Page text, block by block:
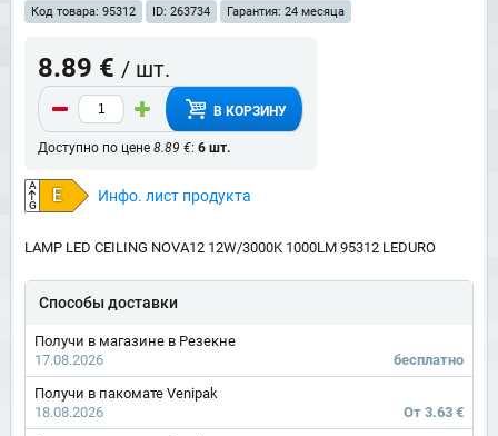
Код товара: 95312 ID: 263734 Гарантия: 24 месяца
8.89 € / шт.
В КОРЗИНУ
Доступно по цене 8.89 €: 6 шт.
A
G
E Инфо. лист продукта
LAMP LED CEILING NOVA12 12W/3000K 1000LM 95312 LEDURO
Способы доставки
Получи в магазине в Резекне
17.08.2026
бесплатно
Получи в пакомате Venipak
18.08.2026
От 3.63 €